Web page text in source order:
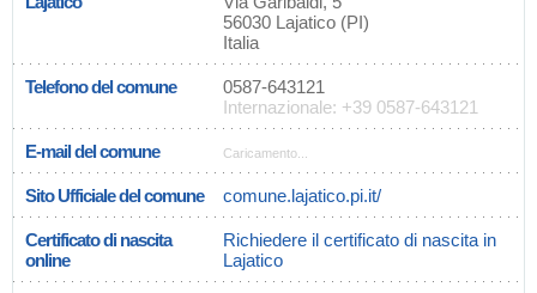
56030 Lajatico (PI)
Italia
Telefono del comune
0587-643121
Internazionale: +39 0587-643121
E-mail del comune Caricamento...
Sito Ufficiale del comune comune.lajatico.pi.it/
Certificato di nascita
online
Richiedere il certificato di nascita in
Lajatico